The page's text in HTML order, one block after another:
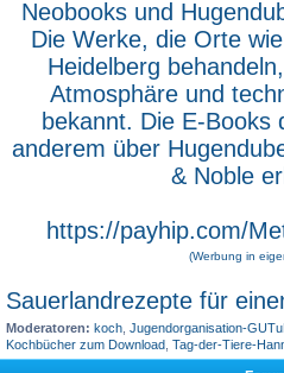
Neobooks und
Die Werke, die Orte
Heidelberg
Atmosphäre und
bekannt. Die E-Books
anderem über
& Noble
https://payhip.com/
(Werbung in
Sauerlandrezepte für
Moderatoren: koch Jugendorganisation-
Kochbücher zum Download Tag-der-Tiere-